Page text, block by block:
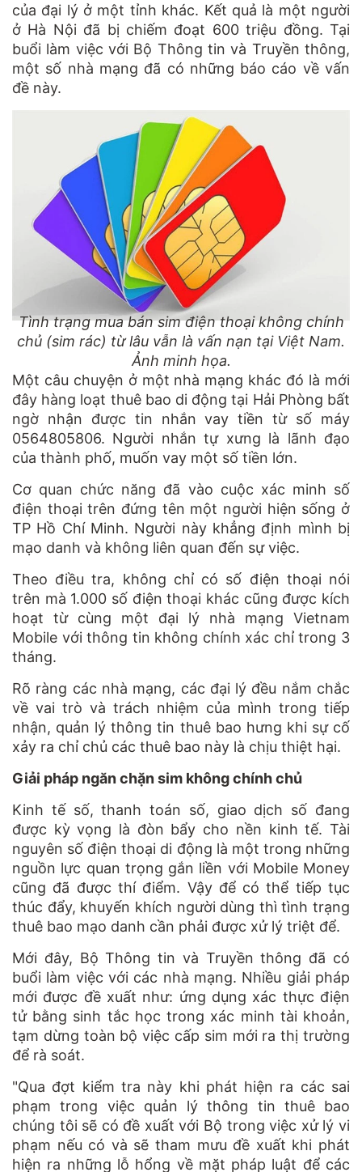
của đại lý ở một tỉnh khác. Kết quả là một người
ở Hà Nội đã bị chiếm đoạt 600 triệu đồng. Tại
buổi làm việc với Bộ Thông tin và Truyền thông,
một số nhà mạng đã có những báo cáo về vấn
đề này.
Tình trạng mua bán sim điện thoại không chính
chủ (sim rác) từ lâu vẫn là vấn nạn tại Việt Nam.
Ảnh minh họa.
Một câu chuyện ở một nhà mạng khác đó là mới
đây hàng loạt thuê bao di động tại Hải Phòng bất
ngờ nhận được tin nhắn vay tiền từ số máy
0564805806. Người nhắn tự xưng là lãnh đạo
của thành phố, muốn vay một số tiền lớn.
Cơ quan chức năng đã vào cuộc xác minh số
điện thoại trên đứng tên một người hiện sống ở
TP Hồ Chí Minh. Người này khẳng định mình bị
mạo danh và không liên quan đến sự việc.
Theo điều tra, không chỉ có số điện thoại nói
trên mà 1.000 số điện thoại khác cũng được kích
hoạt từ cùng một đại lý nhà mạng Vietnam
Mobile với thông tin không chính xác chỉ trong 3
tháng.
Rõ ràng các nhà mạng, các đại lý đều nắm chắc
về vai trò và trách nhiệm của mình trong tiếp
nhận, quản lý thông tin thuê bao hưng khi sự cố
xảy ra chỉ chủ các thuê bao này là chịu thiệt hại.
Giải pháp ngăn chặn sim không chính chủ
Kinh tế số, thanh toán số, giao dịch số đang
được kỳ vọng là đòn bẩy cho nền kinh tế. Tài
nguyên số điện thoại di động là một trong những
nguồn lực quan trọng gắn liền với Mobile Money
cũng đã được thí điểm. Vậy để có thể tiếp tục
thúc đẩy, khuyến khích người dùng thì tình trạng
thuê bao mạo danh cần phải được xử lý triệt để.
Mới đây, Bộ Thông tin và Truyền thông đã có
buổi làm việc với các nhà mạng. Nhiều giải pháp
mới được đề xuất như: ứng dụng xác thực điện
tử bằng sinh tắc học trong xác minh tài khoản,
tạm dừng toàn bộ việc cấp sim mới ra thị trường
để rà soát.
"Qua đợt kiểm tra này khi phát hiện ra các sai
phạm trong việc quản lý thông tin thuê bao
chúng tôi sẽ có đề xuất với Bộ trong việc xử lý vi
phạm nếu có và sẽ tham mưu đề xuất khi phát
hiện ra những lỗ hổng về mặt pháp luật để các